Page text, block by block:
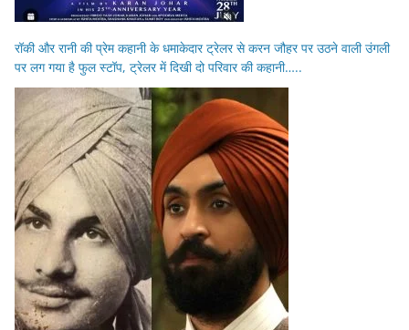
रॉकी और रानी की प्रेम कहानी के धमाकेदार ट्रेलर से करन जौहर पर उठने वाली उंगली
पर लग गया है फुल स्टॉप, ट्रेलर में दिखी दो परिवार की कहानी…..